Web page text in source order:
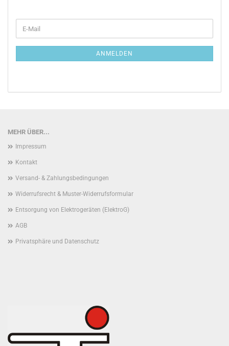
ZUR
E-
Mail
ANMELDEN
MEHR ÜBER...
Impressum
Kontakt
Versand- & Zahlungsbedingungen
Widerrufsrecht & Muster-Widerrufsformular
Entsorgung von Elektrogeräten (ElektroG)
AGB
Privatsphäre und Datenschutz